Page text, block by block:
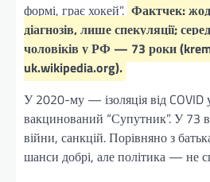
формі, грає хокей”. Фактчек:
діагнозів, лише спекуляції;
чоловіків у РФ — 73 роки
uk.wikipedia.org).
У 2020-му — ізоляція від COVID
вакцинований “Супутник”. У 73
війни, санкцій. Порівняно з
шанси добрі, але політика — не